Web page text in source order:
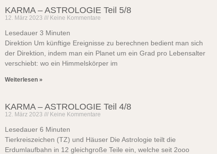
KARMA – ASTROLOGIE Teil 5/8
12. März 2023 Keine Kommentare
Lesedauer 3 Minuten
Direktion Um künftige Ereignisse zu berechnen bedient man sich
der Direktion, indem man ein Planet um ein Grad pro Lebensalter
verschiebt: wo ein Himmelskörper im
Weiterlesen »
KARMA – ASTROLOGIE Teil 4/8
12. März 2023 Keine Kommentare
Lesedauer 6 Minuten
Tierkreiszeichen (TZ) und Häuser Die Astrologie teilt die
Erdumlaufbahn in 12 gleichgroße Teile ein, welche seit 2ooo